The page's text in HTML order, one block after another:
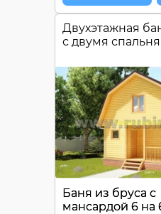
Двухэтажная
с двумя
Баня из бруса с
мансардой 6 на